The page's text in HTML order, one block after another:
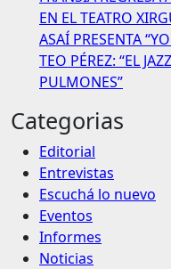
EN EL TEATRO
ASAÍ PRESENTA
TEO PÉREZ: “EL
PULMONES”
Categorias
Editorial
Entrevistas
Escuchá lo nuevo
Eventos
Informes
Noticias